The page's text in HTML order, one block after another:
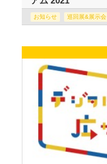
お知らせ 巡回展&展示会